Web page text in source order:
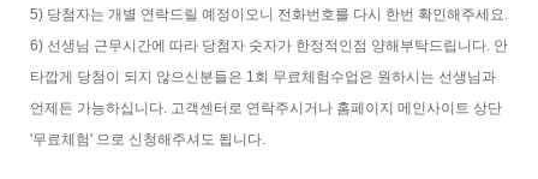
5) 당첨자는 개별 연락드릴 예정이오니 전화번호를 다시 한번 확인해주세요.
6) 선생님 근무시간에 따라 당첨자 숫자가 한정적인점 양해부탁드립니다. 안
타깝게 당첨이 되지 않으신분들은 1회 무료체험수업은 원하시는 선생님과
언제든 가능하십니다. 고객센터로 연락주시거나 홈페이지 메인사이트 상단
'무료체험' 으로 신청해주셔도 됩니다.